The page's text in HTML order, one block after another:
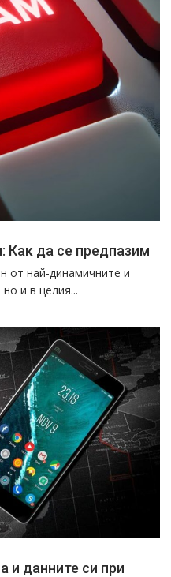
Как да се предпазим
от най-динамичните и
и в целия...
и данните си при